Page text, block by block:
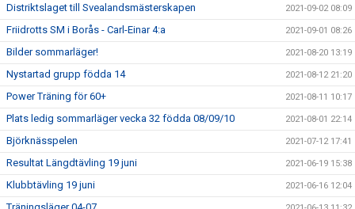
Distriktslaget till Svealandsmästerskapen 2021-09-02 08:09
Friidrotts SM i Borås - Carl-Einar 4:a 2021-09-01 08:26
Bilder sommarläger! 2021-08-20 13:19
Nystartad grupp födda 14 2021-08-12 21:20
Power Träning för 60+ 2021-08-11 10:17
Plats ledig sommarläger vecka 32 födda 08/09/10 2021-08-01 22:14
Björknässpelen 2021-07-12 17:41
Resultat Längdtävling 19 juni 2021-06-19 15:38
Klubbtävling 19 juni 2021-06-16 12:04